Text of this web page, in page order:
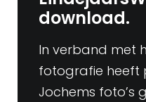
download.
In verband met
fotografie heeft
Jochems foto’s